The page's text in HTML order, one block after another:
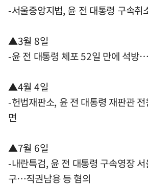
-서울중앙지법, 윤 전 대통령 구속취
▲3월 8일
-윤 전 대통령 체포 52일 만에 석방
▲4월 4일
-헌법재판소, 윤 전 대통령 재판관
면
▲7월 6일
-내란특검, 윤 전 대통령 구속영장
구…직권남용 등 혐의